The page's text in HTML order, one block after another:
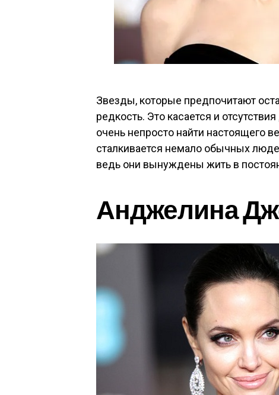
Звезды, которые предпочитают
редкость. Это касается и
очень непросто найти настоящего
сталкивается немало обычных
ведь они вынуждены жить в
Анджелина